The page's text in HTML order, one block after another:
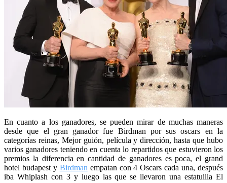
En cuanto a los ganadores, se pueden mirar de muchas maneras
desde que el gran ganador fue Birdman por sus oscars en la
categorías reinas, Mejor guión, película y dirección, hasta que hubo
varios ganadores teniendo en cuenta lo repartidos que estuvieron los
premios la diferencia en cantidad de ganadores es poca, el grand
hotel budapest y Birdman empatan con 4 Oscars cada una, después
iba Whiplash con 3 y luego las que se llevaron una estatuilla El